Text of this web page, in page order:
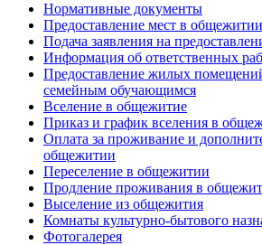
Нормативные документы
Предоставление мест в общежитии
Подача заявления на
Информация об ответственных
Предоставление жилых
семейным обучающимся
Вселение в общежитие
Приказ и график вселения в
Оплата за проживание и
общежитии
Переселение в общежитии
Продление проживания в
Выселение из общежития
Комнаты культурно-бытового
Фотогалерея